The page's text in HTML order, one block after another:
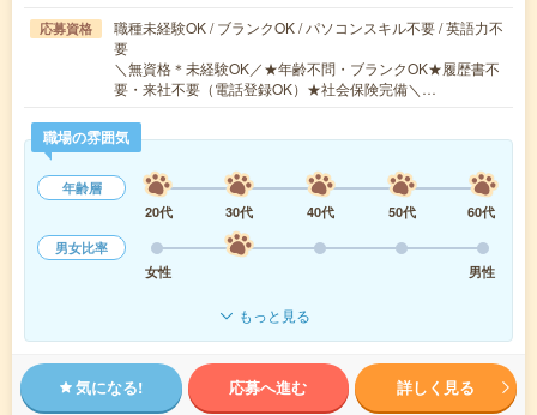
応募資格
職種未経験OK / ブランクOK / パソコンスキル不要 / 英語力不
要
＼無資格＊未経験OK／★年齢不問・ブランクOK★履歴書不
要・来社不要（電話登録OK）★社会保険完備＼…
職場の雰囲気
年齢層
20代
30代 40代 50代
60代
男女比率
女性
男性
もっと見る
気になる! 応募へ進む 詳しく見る